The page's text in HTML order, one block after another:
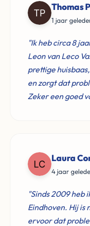
Thomas
1 jaar
"Ik heb circa 8
Leon van Leco
prettige
en zorgt dat
Zeker een goed
Laura
4 jaar
"Sinds 2009 heb
Eindhoven. Hij is
ervoor dat